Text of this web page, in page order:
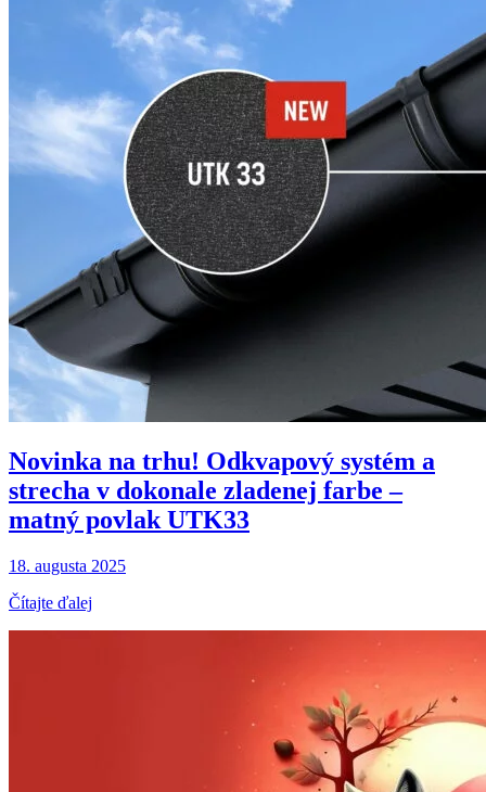
Novinka na trhu! Odkvapový systém a
strecha v dokonale zladenej farbe –
matný povlak UTK33
18. augusta 2025
Čítajte ďalej